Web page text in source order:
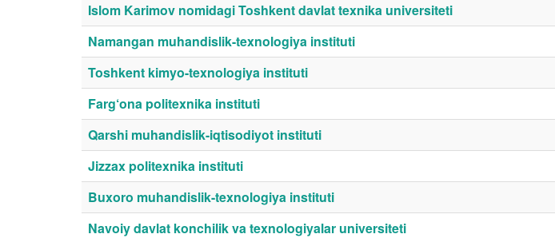
Islom Karimov nomidagi Toshkent davlat texnika universiteti
Namangan muhandislik-texnologiya instituti
Toshkent kimyo-texnologiya instituti
Farg‘ona politexnika instituti
Qarshi muhandislik-iqtisodiyot instituti
Jizzax politexnika instituti
Buxoro muhandislik-texnologiya instituti
Navoiy davlat konchilik va texnologiyalar universiteti